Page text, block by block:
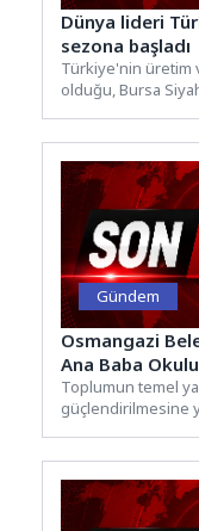
Dünya lideri
sezona başladı
Türkiye'nin üretim
olduğu, Bursa
Gündem
Osmangazi
Ana Baba
Toplumun temel
güçlendirilmesine